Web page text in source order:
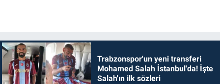
Trabzonspor'un yeni transferi
Mohamed Salah İstanbul'da! İşte
Salah'ın ilk sözleri